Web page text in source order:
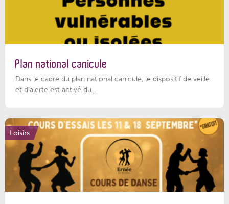
Plan national canicule
Dans le cadre du plan national canicule, le dispositif de veille
et d’alerte est activé du...
Loisirs